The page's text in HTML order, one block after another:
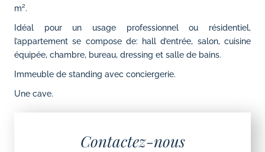
m².
Idéal pour un usage professionnel ou résidentiel,
l’appartement se compose de: hall d’entrée, salon, cuisine
équipée, chambre, bureau, dressing et salle de bains.
Immeuble de standing avec conciergerie.
Une cave.
Contactez-nous